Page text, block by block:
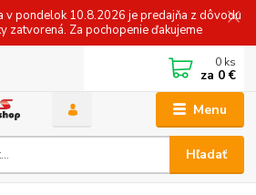
v pondelok 10.8.2026 je predajňa z dôvodu
zatvorená. Za pochopenie ďakujeme
Menu
Hľadať
0 ks
za 0 €